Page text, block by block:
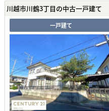
川越市川鶴3丁目の中古一戸建て
一戸建て